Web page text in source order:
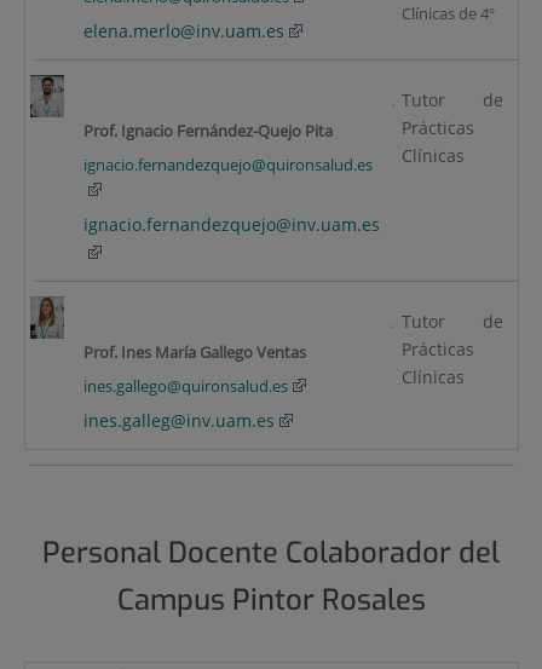
elena.merlo@inv.uam.es
Clínicas de 4º
Prof. Ignacio Fernández-Quejo Pita
ignacio.fernandezquejo@quironsalud.es
ignacio.fernandezquejo@inv.uam.es
Tutor de
Prácticas
Clínicas
Prof. Ines María Gallego Ventas
ines.gallego@quironsalud.es
ines.galleg@inv.uam.es
Tutor de
Prácticas
Clínicas
Personal Docente Colaborador del
Campus Pintor Rosales